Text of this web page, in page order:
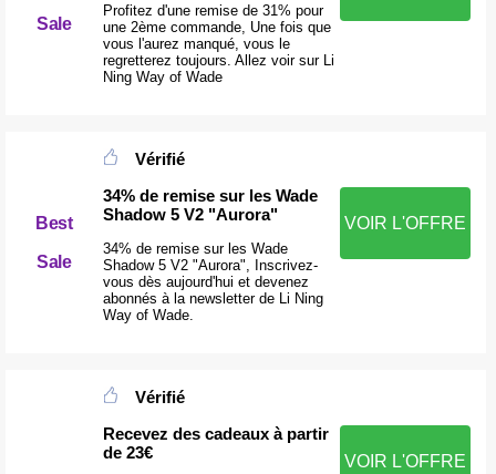
Sale
Profitez d'une remise de 31% pour
une 2ème commande, Une fois que
vous l'aurez manqué, vous le
regretterez toujours. Allez voir sur Li
Ning Way of Wade
Best
Sale
Vérifié
34% de remise sur les Wade
Shadow 5 V2 "Aurora"
34% de remise sur les Wade
Shadow 5 V2 "Aurora", Inscrivez-
vous dès aujourd'hui et devenez
abonnés à la newsletter de Li Ning
Way of Wade.
VOIR L'OFFRE
Vérifié
Recevez des cadeaux à partir
de 23€
VOIR L'OFFRE